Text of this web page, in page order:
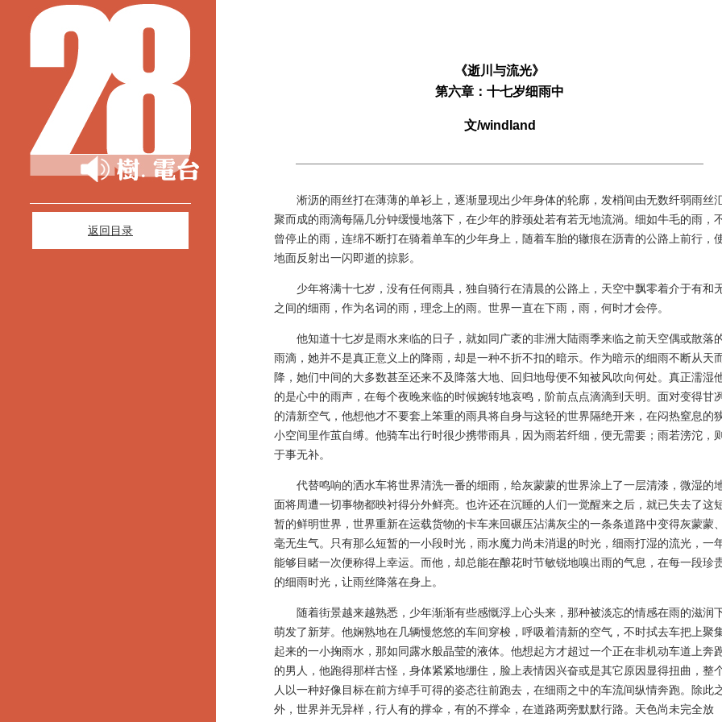
返回目录
《逝川与流光》
第六章：十七岁细雨中
文/windland
淅沥的雨丝打在薄薄的单衫上，逐渐显现出少年身体的轮廓，发梢间由无数纤弱雨丝
聚而成的雨滴每隔几分钟缓慢地落下，在少年的脖颈处若有若无地流淌。细如牛毛的雨，
曾停止的雨，连绵不断打在骑着单车的少年身上，随着车胎的辙痕在沥青的公路上前行，
地面反射出一闪即逝的掠影。
少年将满十七岁，没有任何雨具，独自骑行在清晨的公路上，天空中飘零着介于有和
之间的细雨，作为名词的雨，理念上的雨。世界一直在下雨，雨，何时才会停。
他知道十七岁是雨水来临的日子，就如同广袤的非洲大陆雨季来临之前天空偶或散落
雨滴，她并不是真正意义上的降雨，却是一种不折不扣的暗示。作为暗示的细雨不断从天
降，她们中间的大多数甚至还来不及降落大地、回归地母便不知被风吹向何处。真正濡湿
的是心中的雨声，在每个夜晚来临的时候婉转地哀鸣，阶前点点滴滴到天明。面对变得甘冽
的清新空气，他想他才不要套上笨重的雨具将自身与这轻的世界隔绝开来，在闷热窒息的
小空间里作茧自缚。他骑车出行时很少携带雨具，因为雨若纤细，便无需要；雨若滂沱，则
于事无补。
代替鸣响的洒水车将世界清洗一番的细雨，给灰蒙蒙的世界涂上了一层清漆，微湿的
面将周遭一切事物都映衬得分外鲜亮。也许还在沉睡的人们一觉醒来之后，就已失去了这
暂的鲜明世界，世界重新在运载货物的卡车来回碾压沾满灰尘的一条条道路中变得灰蒙蒙、
毫无生气。只有那么短暂的一小段时光，雨水魔力尚未消退的时光，细雨打湿的流光，一
能够目睹一次便称得上幸运。而他，却总能在酿花时节敏锐地嗅出雨的气息，在每一段珍
的细雨时光，让雨丝降落在身上。
随着街景越来越熟悉，少年渐渐有些感慨浮上心头来，那种被淡忘的情感在雨的滋润
萌发了新芽。他娴熟地在几辆慢悠悠的车间穿梭，呼吸着清新的空气，不时拭去车把上聚
起来的一小掬雨水，那如同露水般晶莹的液体。他想起方才超过一个正在非机动车道上奔
的男人，他跑得那样古怪，身体紧紧地绷住，脸上表情因兴奋或是其它原因显得扭曲，整
人以一种好像目标在前方绰手可得的姿态往前跑去，在细雨之中的车流间纵情奔跑。除此
外，世界并无异样，行人有的撑伞，有的不撑伞，在道路两旁默默行路。天色尚未完全放